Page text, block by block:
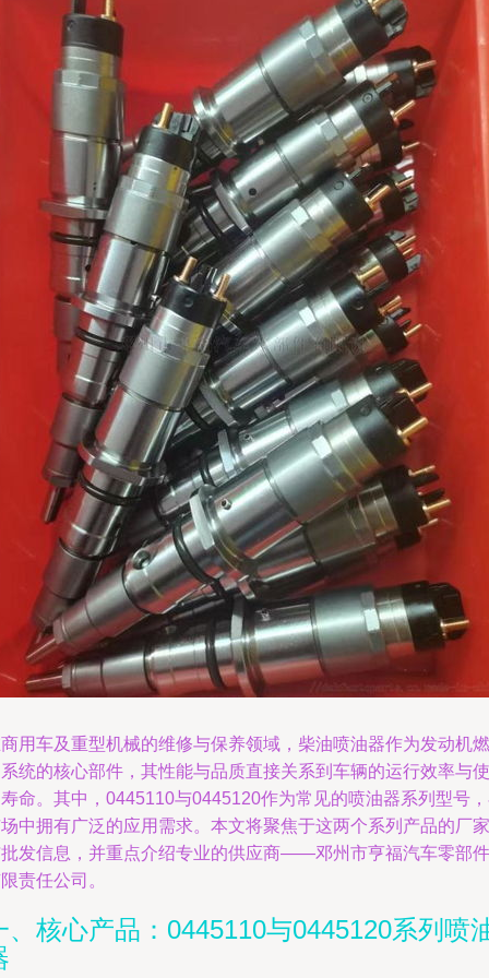
用车及重型机械的维修与保养领域，柴油喷油器作为发动机燃
统的核心部件，其性能与品质直接关系到车辆的运行效率与使
命。其中，0445110与0445120作为常见的喷油器系列型号
中拥有广泛的应用需求。本文将聚焦于这两个系列产品的厂家
发信息，并重点介绍专业的供应商——邓州市亨福汽车零部件
责任公司。
、核心产品：0445110与0445120系列喷